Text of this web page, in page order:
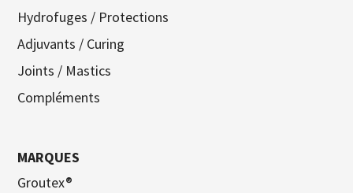
Hydrofuges / Protections
Adjuvants / Curing
Joints / Mastics
Compléments
MARQUES
Groutex®